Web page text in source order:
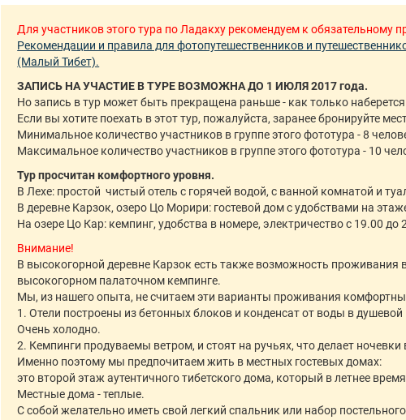
Для участников этого тура по Ладакху рекомендуем к обязательному
Рекомендации и правила для фотопутешественников и
(Малый Тибет).
ЗАПИСЬ НА УЧАСТИЕ В ТУРЕ ВОЗМОЖНА ДО 1 ИЮЛЯ 2017 года.
Но запись в тур может быть прекращена раньше - как только наберется
Если вы хотите поехать в этот тур, пожалуйста, заранее бронируйте
Минимальное количество участников в группе этого фототура - 8
Максимальное количество участников в группе этого фототура - 10
Тур просчитан комфортного уровня.
В Лехе: простой чистый отель с горячей водой, с ванной комнатой и
В деревне Карзок, озеро Цо Морири: гостевой дом с удобствами на
На озере Цо Кар: кемпинг, удобства в номере, электричество с 19.00 до
Внимание!
В высокогорной деревне Карзок есть также возможность проживания
высокогорном палаточном кемпинге.
Мы, из нашего опыта, не считаем эти варианты проживания
1. Отели построены из бетонных блоков и конденсат от воды в
Очень холодно.
2. Кемпинги продуваемы ветром, и стоят на ручьях, что делает
Именно поэтому мы предпочитаем жить в местных гостевых домах:
это второй этаж аутентичного тибетского дома, который в летнее
Местные дома - теплые.
С собой желательно иметь свой легкий спальник или набор